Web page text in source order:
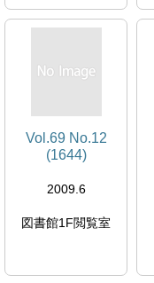
Vol.69 No.12
(1644)
2009.6
図書館1F閲覧室